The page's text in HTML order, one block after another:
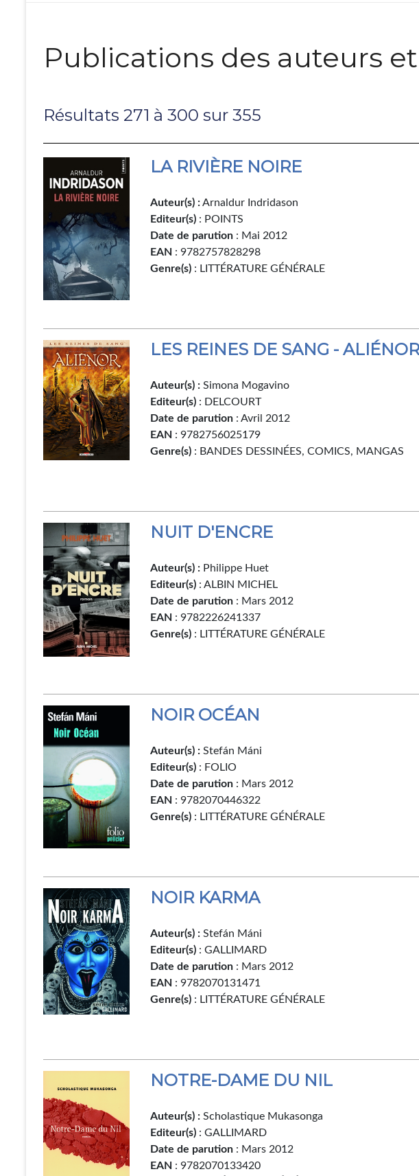
Publications des auteurs
Résultats 271 à 300 sur 355
LA RIVIÈRE NOIRE
Auteur(s) :Arnaldur Indridason
Editeur(s) : POINTS
Date de parution : Mai 2012
EAN : 9782757828298
Genre(s) : LITTÉRATURE GÉNÉRALE
LES REINES DE SANG -
Auteur(s) : Simona Mogavino
Editeur(s) : DELCOURT
Date de parution : Avril 2012
EAN : 9782756025179
Genre(s) : BANDES DESSINÉES, COMICS, MANGAS
NUIT D'ENCRE
Auteur(s) : Philippe Huet
Editeur(s) : ALBIN MICHEL
Date de parution : Mars 2012
EAN : 9782226241337
Genre(s) : LITTÉRATURE GÉNÉRALE
NOIR OCÉAN
Auteur(s) : Stefán Máni
Editeur(s) : FOLIO
Date de parution : Mars 2012
EAN : 9782070446322
Genre(s) : LITTÉRATURE GÉNÉRALE
NOIR KARMA
Auteur(s) : Stefán Máni
Editeur(s) : GALLIMARD
Date de parution : Mars 2012
EAN : 9782070131471
Genre(s) : LITTÉRATURE GÉNÉRALE
NOTRE-DAME DU NIL
Auteur(s) : Scholastique Mukasonga
Editeur(s) : GALLIMARD
Date de parution : Mars 2012
EAN : 9782070133420